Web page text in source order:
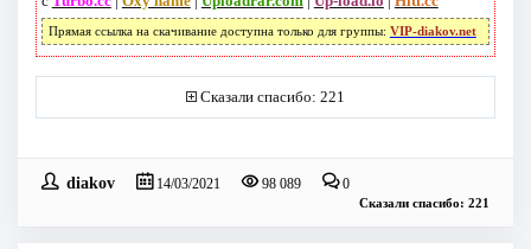
Прямая ссылка на скачивание доступна только для группы: VIP-diakov.net
Сказали спасибо: 221
diakov 14/03/2021 98 089 0
Сказали спасибо: 221